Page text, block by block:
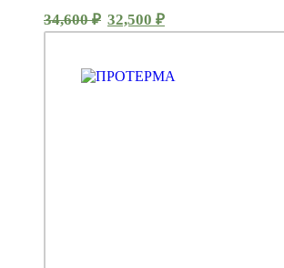
34,600₽ Первоначальная
составляла
32,500 ₽Текущая
32,500 ₽.